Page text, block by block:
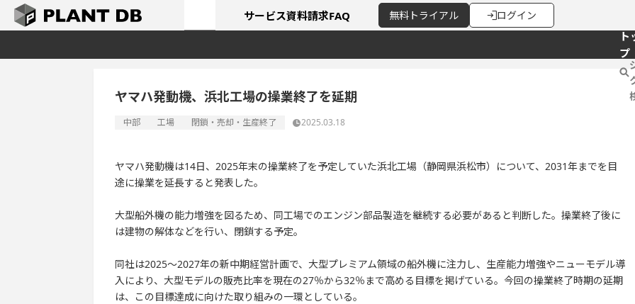
無料 トライアル ログイン
サービス資料請求FAQ
ト
プ
ヤマハ発動機、浜北工場の操業終了を延期
中部 工場 閉鎖・売却・生産終了 2025.03.18
ヤマハ発動機は14日、2025年末の操業終了を予定していた浜北工場（静岡県浜松市）について、2031年までを目
途に操業を延長すると発表した。
大型船外機の能力増強を図るため、同工場でのエンジン部品製造を継続する必要があると判断した。操業終了後に
は建物の解体などを行い、閉鎖する予定。
同社は2025～2027年の新中期経営計画で、大型プレミアム領域の船外機に注力し、生産能力増強やニューモデル導
入により、大型モデルの販売比率を現在の27％から32％まで高める目標を掲げている。今回の操業終了時期の延期
は、この目標達成に向けた取り組みの一環としている。